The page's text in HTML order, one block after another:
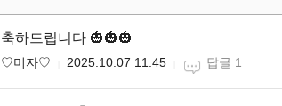
축하드립니다 🎃🎃🎃
♡미자♡ 2025.10.07 11:45 답글 1